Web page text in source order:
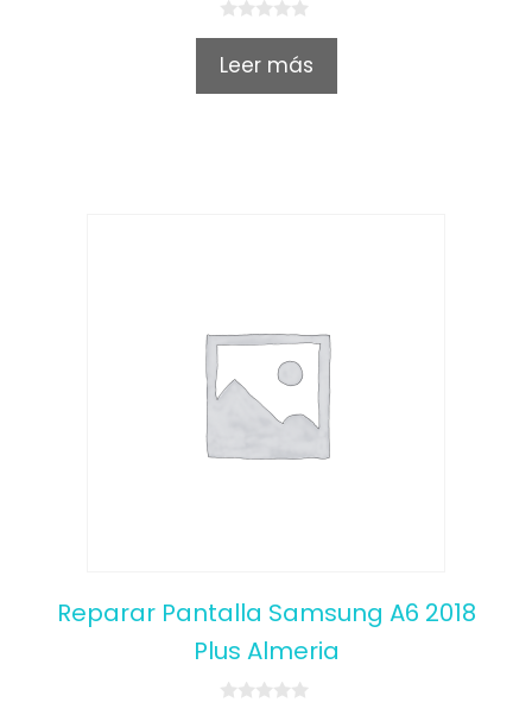
0
u
Leer más
Reparar Pantalla Samsung A6 2018
Plus Almeria